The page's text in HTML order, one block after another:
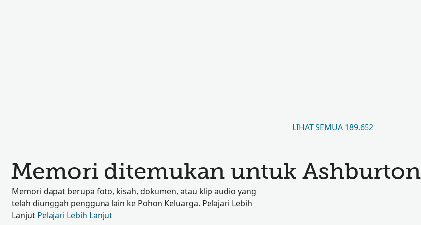
LIHAT SEMUA 189.652
Memori ditemukan untuk Ashburton
Memori dapat berupa foto, kisah, dokumen, atau klip audio yang
telah diunggah pengguna lain ke Pohon Keluarga. Pelajari Lebih
Lanjut Pelajari Lebih Lanjut